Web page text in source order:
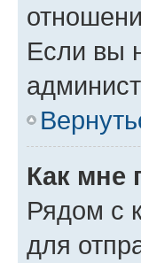
Если вы
Как мне
Рядом с
для